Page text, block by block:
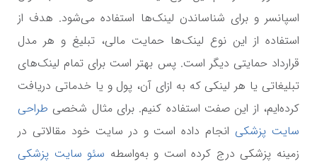
اسپانسر و برای شناساندن لینک‌ها استفاده می‌شود. هدف از
استفاده از این نوع لینک‌ها حمایت مالی، تبلیغ و هر مدل
قرارداد حمایتی دیگر است. پس بهتر است برای تمام لینک‌های
تبلیغاتی یا هر لینکی که به ازای آن، پول و یا خدماتی دریافت
کرده‌ایم، از این صفت استفاده کنیم. برای مثال شخصی طراحی
سایت پزشکی انجام داده است و در سایت خود مقالاتی در
زمینه پزشکی درج کرده است و به‌واسطه سئو سایت پزشکی